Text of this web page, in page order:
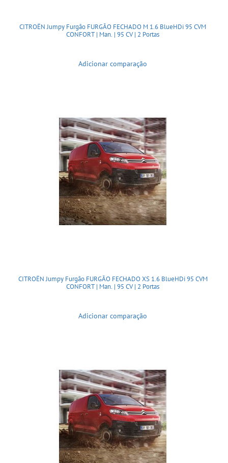
CITROËN Jumpy Furgão FURGÃO FECHADO M 1.6 BlueHDi 95 CVM
CONFORT | Man. | 95 CV | 2 Portas
Adicionar comparação
CITROËN Jumpy Furgão FURGÃO FECHADO XS 1.6 BlueHDi 95 CVM
CONFORT | Man. | 95 CV | 2 Portas
Adicionar comparação